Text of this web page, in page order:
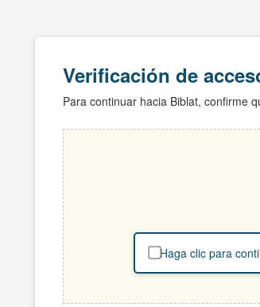
Verificación de
Para continuar hacia Biblat, confirme
Haga clic para